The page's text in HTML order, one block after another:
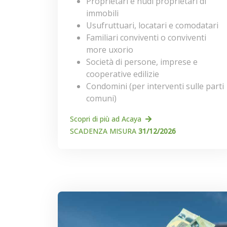
immobili
Usufruttuari, locatari e comodatari
Familiari conviventi o conviventi
more uxorio
Società di persone, imprese e
cooperative edilizie
Condomini (per interventi sulle parti
comuni)
Scopri di più ad Acaya
SCADENZA MISURA 31/12/2026